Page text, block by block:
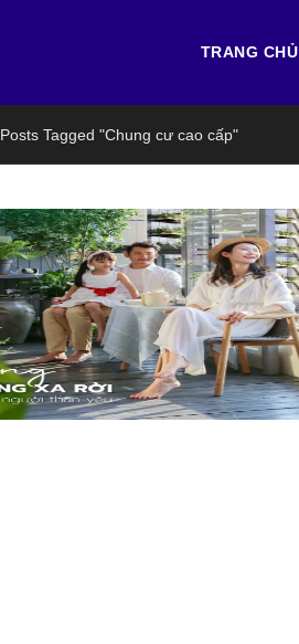
TRANG CHỦ
Posts Tagged "Chung cư cao cấp"